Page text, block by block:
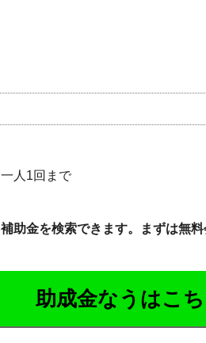
人1回まで
助金を検索できます。まずは無
助成金なうはこ